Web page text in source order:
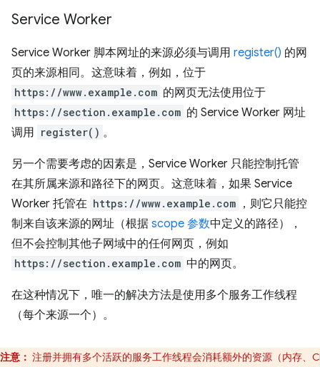
Service Worker
Service Worker 脚本网址的来源必须与调用 register() 的网
页的来源相同。这意味着，例如，位于
https://www.example.com 的网页无法使用位于
https://section.example.com 的 Service Worker 网址
调用 register() 。
另一个需要考虑的因素是，Service Worker 只能控制托管
在其所属来源和路径下的网页。这意味着，如果 Service
Worker 托管在 https://www.example.com ，则它只能控
制来自该来源的网址（根据 scope 参数中定义的路径），
但不会控制其他子网域中的任何网页，例如
https://section.example.com 中的网页。
在这种情况下，唯一的解决方法是使用多个服务工作线程
（每个来源一个）。
注意： 注册并拥有多个活跃的服务工作线程会消耗额外的资源（内存、